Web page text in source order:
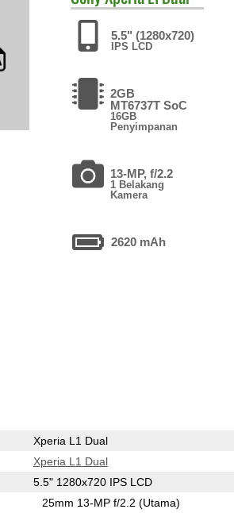
5.5" (1280x720)
IPS LCD
2GB
MT6737T SoC
16GB
Penyimpanan
13-MP, f/2.2
1 Belakang
Kamera
2620 mAh
Xperia L1 Dual
Xperia L1 Dual
5.5" 1280x720 IPS LCD
25mm 13-MP f/2.2(Utama)